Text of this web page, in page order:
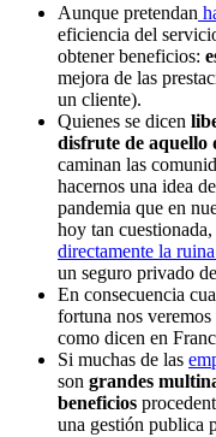
Aunque pretendan
eficiencia del
obtener beneficios:
mejora de las
un cliente).
Quienes se dicen
disfrute de aquello
caminan las
hacernos una idea
pandemia que en
hoy tan
directamente la
un seguro privado
En consecuencia
fortuna nos
como dicen en
Si muchas de las
son grandes
beneficios
una gestión publica